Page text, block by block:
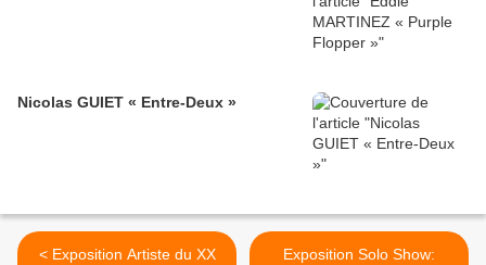
Nicolas GUIET « Entre-Deux »
< Exposition Artiste du XX
Exposition Solo Show: